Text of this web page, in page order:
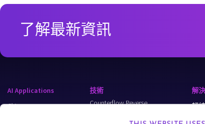
了解最新資訊
AI Applications
Chips
技術
Counterflow Reverse
解
超